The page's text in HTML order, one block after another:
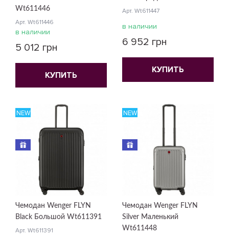
Wt611446
Арт. Wt611446
в наличии
5 012 грн
КУПИТЬ
Арт. Wt611447
в наличии
6 952 грн
КУПИТЬ
Чемодан Wenger FLYN
Black Большой Wt611391
Арт. Wt611391
NEW
Чемодан Wenger FLYN
Silver Маленький
Wt611448
NEW